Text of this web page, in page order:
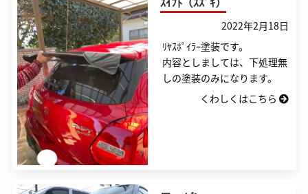
たすかる車両販売
会社概要
お問い合わせ
ｽｲﾌﾄ（ｽｽﾞｷ）
2022年2月18日
ﾘﾔｽﾎﾟｲﾗｰ塗装です。
内容としましては、下処理無
しの塗装のみになります。
くわしくはこちら